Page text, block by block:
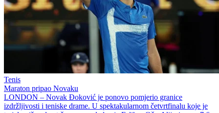
Tenis
Maraton pripao Novaku
LONDON – Novak Đoković je ponovo pomjerio granice
izdržljivosti i teniske drame. U spektakularnom četvrtfinalu koje je